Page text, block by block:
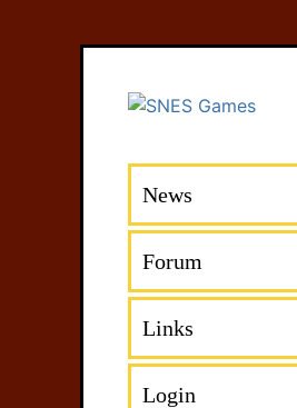
News
Forum
Links
Login